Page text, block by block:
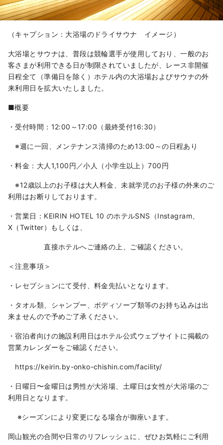
（キャプション：大浴場のドライサウナ イメージ）
大浴場とサウナは、普段は競輪選手が使用しており、一般のお
客さまが利用できる日が制限されていましたが、レース非開催
日程全て（準備日を除く）ホテル内の大浴場およびサウナの外
来利用日を拡大いたしました。
■概要
・受付時間：12:00～17:00（最終受付16:30）
※週に一回、メンテナンス清掃のため13:00～の日程あり
・料金：大人1,100円／小人（小学生以上）700円
※12歳以上のお子様は大人料金、未就学児のお子様の外来のご
利用はお断りしております。
・営業日：KEIRIN HOTEL 10​ のホテルSNS（Instagram、
X（Twitter）もしくは、
直接ホテルへご連絡の上、ご確認ください。
＜注意事項＞
・レセプションにて受付、料金先払いとなります。
・タオル類、シャンプー、ボディソープ類等のお持ち込みは出
来ませんので予めご了承ください。
・宿泊者向けの施設利用日はホテル公式ウェブサイトに掲載の
営業カレンダーをご確認ください。
https://keirin.by-onko-chishin.com/facility/
・日曜日〜金曜日は男性が大浴場、土曜日は女性が大浴場のご
利用日となります。
※シーズンにより変更になる場合が御座います。
岡山観光の合間や日常のリフレッシュに、ぜひお気軽にご利用